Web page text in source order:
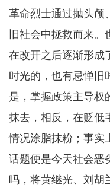
革命烈士通过抛头颅
旧社会中拯救而来
在改开之后逐渐形成
时光的，也有忌惮旧
是，掌握政策主导权
抹去，相反，在贬低
情况涂脂抹粉；事实
话题便是今天社会恶
吗，将黄继光、刘胡